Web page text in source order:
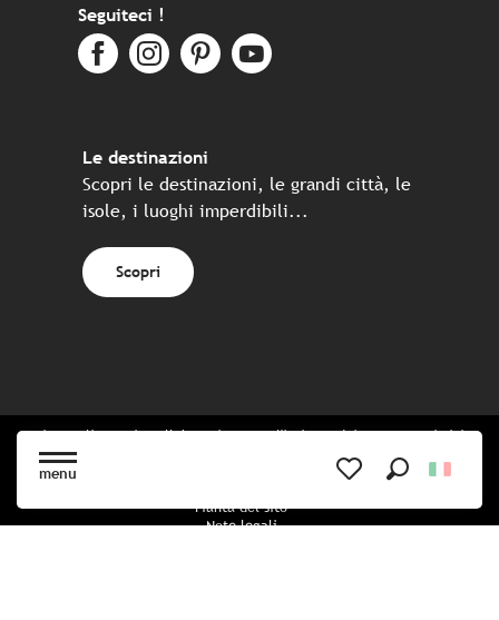
menu
Seguiteci !
Le destinazioni
Scopri le destinazioni, le grandi città, le
isole, i luoghi imperdibili...
Scopri
Sito realizzato in collaborazione con l'insieme dei partner turistici
Pianta del sito
Note legali